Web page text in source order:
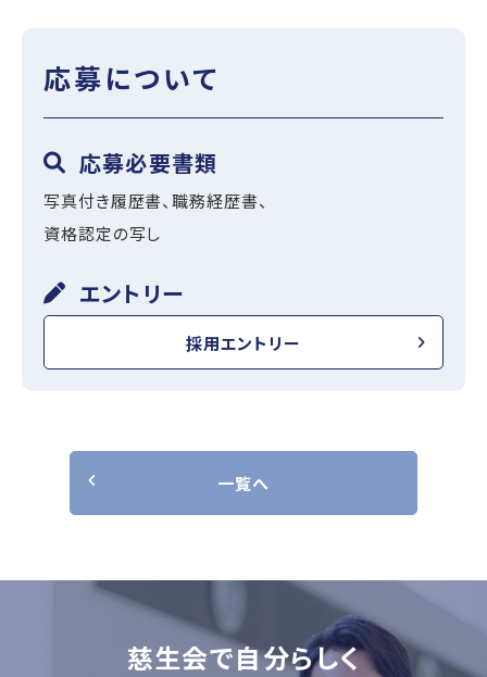
応募について
応募必要書類
写真付き履歴書、職務経歴書、
資格認定の写し
エントリー
採用エントリー
一覧へ
慈生会で自分らしく